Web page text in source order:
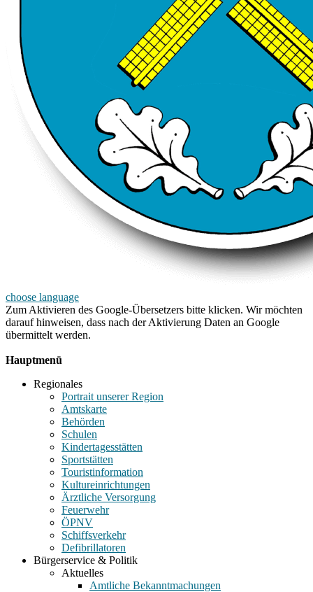
choose language
Zum Aktivieren des Google-Übersetzers bitte klicken. Wir möchten
darauf hinweisen, dass nach der Aktivierung Daten an Google
übermittelt werden.
Hauptmenü
Regionales
Portrait unserer Region
Amtskarte
Behörden
Schulen
Kindertagesstätten
Sportstätten
Touristinformation
Kultureinrichtungen
Ärztliche Versorgung
Feuerwehr
ÖPNV
Schiffsverkehr
Defibrillatoren
Bürgerservice & Politik
Aktuelles
Amtliche Bekanntmachungen